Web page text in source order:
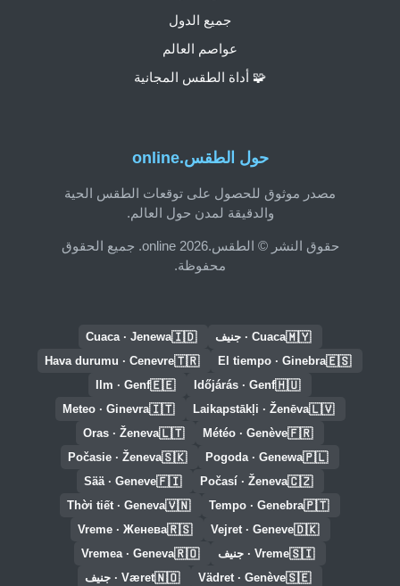
حول الطقس.online
مصدر موثوق للحصول على توقعات الطقس الحية
والدقيقة لمدن حول العالم.
حقوق النشر © الطقس.online 2026. جميع الحقوق
محفوظة.
جميع الدول
عواصم العالم
🧩 أداة الطقس المجانية
🇲🇾Cuaca · جنيف 🇮🇩
Cuaca · Jenewa
🇪🇸
El tiempo · Ginebra
🇹🇷
Hava durumu · Cenevre
🇭🇺
Időjárás · Genf
🇪🇪
Ilm · Genf
🇱🇻
Laikapstākļi · Ženēva
🇮🇹
Meteo · Ginevra
🇫🇷
Météo · Genève
🇱🇹
Oras · Ženeva
🇵🇱
Pogoda · Genewa
🇸🇰
Počasie · Ženeva
🇨🇿
Počasí · Ženeva
🇫🇮
Sää · Geneve
🇵🇹
Tempo · Genebra
🇻🇳
Thời tiết · Geneva
🇩🇰
Vejret · Geneve
🇷🇸
Vreme · Женева
🇸🇮Vreme · جنيف 🇷🇴
Vremea · Geneva
🇸🇪
Vädret · Genève
🇳🇴Været · جنيف